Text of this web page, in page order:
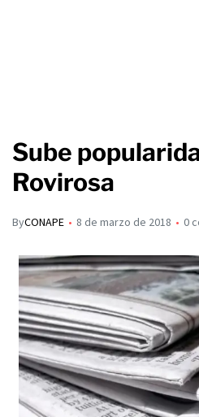
Sube
Rovirosa
ByCONAPE 8 de marzo de 2018 0